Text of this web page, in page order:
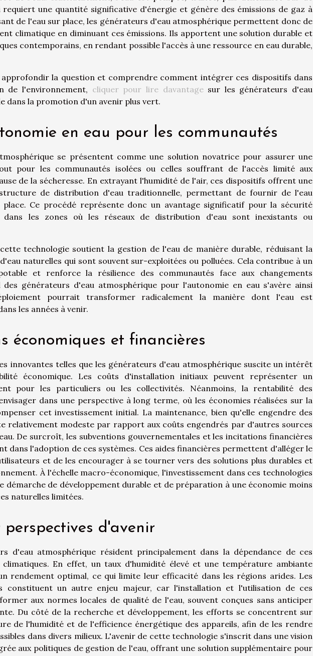
requiert une quantité significative d'énergie et génère des émissions de gaz à
de l'eau sur place, les générateurs d'eau atmosphérique permettent donc de
climatique en diminuant ces émissions. Ils apportent une solution durable et
contemporains, en rendant possible l'accès à une ressource en eau durable,
approfondir la question et comprendre comment intégrer ces dispositifs dans
de l'environnement, cliquer pour lire davantagesur les générateurs d'eau
dans la promotion d'un avenir plus vert.
en eau pour les communautés
se présentent comme une solution novatrice pour assurer une
pour les communautés isolées ou celles souffrant de l'accès limité aux
de la sécheresse. En extrayant l'humidité de l'air, ces dispositifs offrent une
de distribution d'eau traditionnelle, permettant de fournir de l'eau
Ce procédé représente donc un avantage significatif pour la sécurité
dans les zones où les réseaux de distribution d'eau sont inexistants ou
technologie soutient la gestion de l'eau de manière durable, réduisant la
naturelles qui sont souvent sur-exploitées ou polluées. Cela contribue à un
et renforce la résilience des communautés face aux changements
générateurs d'eau atmosphérique pour l'autonomie en eau s'avère ainsi
pourrait transformer radicalement la manière dont l'eau est
les années à venir.
économiques et financières
innovantes telles que les générateurs d'eau atmosphérique suscite un intérêt
économique. Les coûts d'installation initiaux peuvent représenter un
pour les particuliers ou les collectivités. Néanmoins, la rentabilité des
dans une perspective à long terme, où les économies réalisées sur la
cet investissement initial. La maintenance, bien qu'elle engendre des
relativement modeste par rapport aux coûts engendrés par d'autres sources
De surcroît, les subventions gouvernementales et les incitations financières
dans l'adoption de ces systèmes. Ces aides financières permettent d'alléger le
et de les encourager à se tourner vers des solutions plus durables et
À l'échelle macro-économique, l'investissement dans ces technologies
démarche de développement durable et de préparation à une économie moins
naturelles limitées.
d'avenir
d'eau atmosphérique résident principalement dans la dépendance de ces
En effet, un taux d'humidité élevé et une température ambiante
rendement optimal, ce qui limite leur efficacité dans les régions arides. Les
constituent un autre enjeu majeur, car l'installation et l'utilisation de ces
aux normes locales de qualité de l'eau, souvent conçues sans anticiper
Du côté de la recherche et développement, les efforts se concentrent sur
de l'humidité et de l'efficience énergétique des appareils, afin de les rendre
dans divers milieux. L'avenir de cette technologie s'inscrit dans une vision
aux politiques de gestion de l'eau, offrant une solution supplémentaire pour